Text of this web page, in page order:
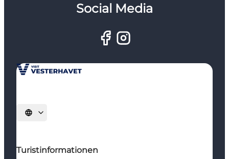
Social Media
Sprache auswählen
Turistinformationen